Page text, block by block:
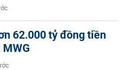
62.000 tỷ đồng tiền